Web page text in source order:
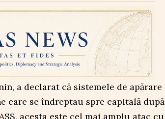
a declarat că sistemele de apărare
care se îndreptau spre capitală după
acesta este cel mai amplu atac cu